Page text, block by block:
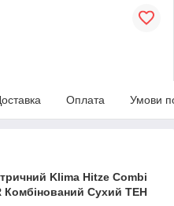
Оплата Умови
Klima Hitze Combi
Комбінований Сухий ТЕН